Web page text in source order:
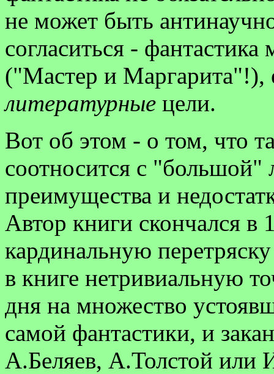
не может быть
согласиться -
("Мастер и Маргарита"!),
литературные цели.
Вот об этом - о том, что
соотносится с "большой"
преимущества и
Автор книги скончался в
кардинальную
в книге нетривиальную
дня на множество
самой фантастики, и
А.Беляев, А.Толстой или